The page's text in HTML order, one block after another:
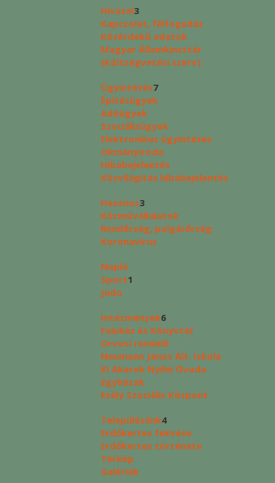
Hivatal3
Kapcsolat, félfogadás
Közérdekű adatok
Magyar Államkincstár
(Költségvetési szerv)
Ügyintézés7
Építésügyek
Adóügyek
Szociálisügyek
Elektronikus ügyintézés
Okmányiroda
Hibabejelentés
Közvilágítás hibabejelentés
Hasznos3
Közművállalatok
Rendőrség, polgárőrség
Koronavírus
Napló
Sport1
Judo
Intézmények6
Faluház és Könyvtár
Orvosi rendelő
Neumann János Ált. Iskola
Ki Akarok Nyílni Óvoda
Egyházak
Esély Szociális Központ
Településünk4
Erdőkertes fekvése
Erdőkertes története
Térkép
Galériák